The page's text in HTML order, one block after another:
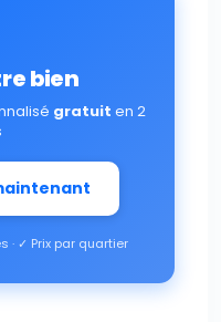
bien
gratuit en 2
· ✓ Prix par quartier